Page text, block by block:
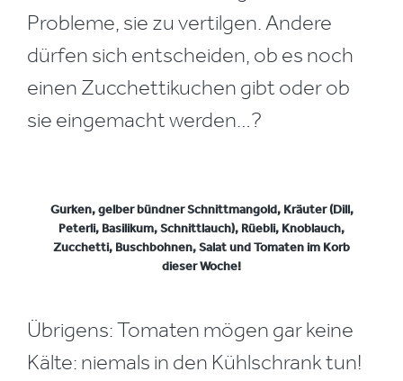
Probleme, sie zu vertilgen. Andere
dürfen sich entscheiden, ob es noch
einen Zucchettikuchen gibt oder ob
sie eingemacht werden…?
Gurken, gelber bündner Schnittmangold, Kräuter (Dill,
Peterli, Basilikum, Schnittlauch), Rüebli, Knoblauch,
Zucchetti, Buschbohnen, Salat und Tomaten im Korb
dieser Woche!
Übrigens: Tomaten mögen gar keine
Kälte: niemals in den Kühlschrank tun!